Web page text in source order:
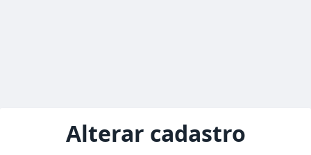
Alterar cadastro